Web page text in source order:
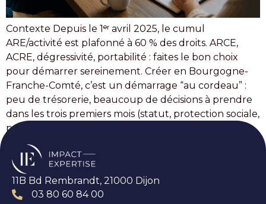
Contexte Depuis le 1ᵉʳ avril 2025, le cumul
ARE/activité est plafonné à 60 % des droits. ARCE,
ACRE, dégressivité, portabilité : faites le bon choix
pour démarrer sereinement. Créer en Bourgogne-
Franche-Comté, c’est un démarrage “au cordeau” :
peu de trésorerie, beaucoup de décisions à prendre
dans les trois premiers mois (statut, protection sociale,
premiers clients). […]
11B Bd Rembrandt, 21000 Dijon
03 80 60 84 00